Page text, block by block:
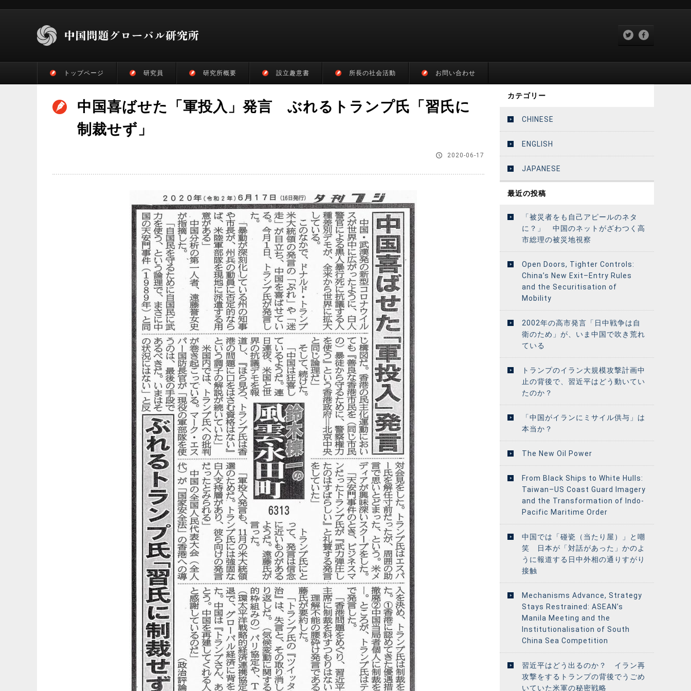
トップページ 研究員 研究所概要 設立趣意書 所長の社会活動 お問い合わせ
中国喜ばせた「軍投入」発言 ぶれるトランプ氏「習氏に
制裁せず」
2020-06-17
カテゴリー
CHINESE
ENGLISH
JAPANESE
最近の投稿
「被災者をも自己アピールのネタ
に？」 中国のネットがざわつく高
市総理の被災地視察
Open Doors, Tighter Controls:
China’s New Exit–Entry Rules
and the Securitisation of
Mobility
2002年の高市発言「日中戦争は自
衛のため」が、いま中国で吹き荒れ
ている
トランプのイラン大規模攻撃計画中
止の背後で、習近平はどう動いてい
たのか？
「中国がイランにミサイル供与」は
本当か？
The New Oil Power
From Black Ships to White Hulls:
Taiwan–US Coast Guard Imagery
and the Transformation of Indo-
Pacific Maritime Order
中国では「碰瓷（当たり屋）」と嘲
笑 日本が「対話があった」かのよ
うに報道する日中外相の通りすがり
接触
Mechanisms Advance, Strategy
Stays Restrained: ASEAN’s
Manila Meeting and the
Institutionalisation of South
China Sea Competition
習近平はどう出るのか？ イラン再
攻撃をするトランプの背後でうごめ
いていた米軍の秘密戦略